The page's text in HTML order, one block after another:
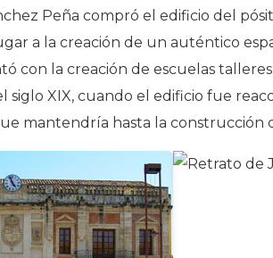
Peña compró el edificio del
a la creación de un auténtico
con la creación de escuelas
siglo XIX, cuando el edificio fue
mantendría hasta la construcción